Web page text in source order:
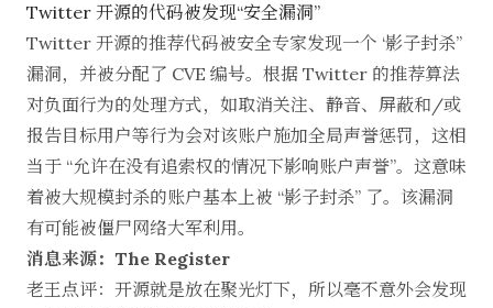
Twitter 开源的代码被发现“安全漏洞”
Twitter 开源的推荐代码被安全专家发现一个 ‘影子封杀”
漏洞，并被分配了 CVE 编号。根据 Twitter 的推荐算法
对负面行为的处理方式，如取消关注、静音、屏蔽和/或
报告目标用户等行为会对该账户施加全局声誉惩罚，这相
当于 “允许在没有追索权的情况下影响账户声誉”。这意味
着被大规模封杀的账户基本上被 “影子封杀” 了。该漏洞
有可能被僵尸网络大军利用。
消息来源：The Register
老王点评：开源就是放在聚光灯下，所以毫不意外会发现